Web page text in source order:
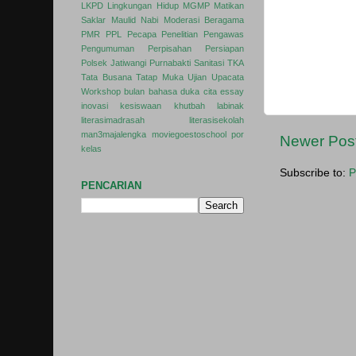
Newer
Subscribe to:
LKPD
Lingkungan Hidup MGMP Matikan
Saklar
Maulid Nabi
Moderasi Beragama
PMR
PPL Pecapa Penelitian
Pengawas
Pengumuman
Perpisahan
Persiapan
Polsek Jatiwangi Purnabakti Sanitasi TKA
Tata Busana Tatap Muka Ujian
Upacata
Workshop bulan bahasa duka cita essay
inovasi
kesiswaan khutbah
labinak
literasimadrasah
literasisekolah
man3majalengka moviegoestoschool
por
kelas
PENCARIAN